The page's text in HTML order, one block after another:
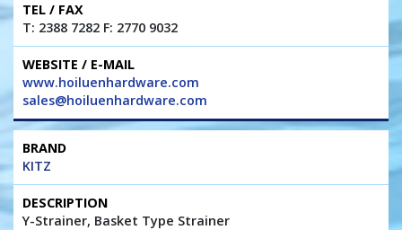
T: 2388 7282 F: 2770 9032
www.hoiluenhardware.com
sales@hoiluenhardware.com
KITZ
Y-Strainer, Basket Type Strainer